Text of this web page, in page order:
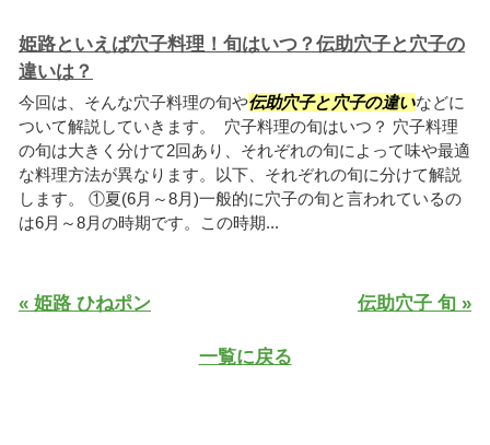
姫路といえば穴子料理！旬はいつ？伝助穴子と穴子の
違いは？
今回は、そんな穴子料理の旬や伝助穴子と穴子の違いなどに
ついて解説していきます。 穴子料理の旬はいつ？ 穴子料理
の旬は大きく分けて2回あり、それぞれの旬によって味や最適
な料理方法が異なります。以下、それぞれの旬に分けて解説
します。 ①夏(6月～8月)一般的に穴子の旬と言われているの
は6月～8月の時期です。この時期...
« 姫路 ひねポン 伝助穴子 旬 »
一覧に戻る